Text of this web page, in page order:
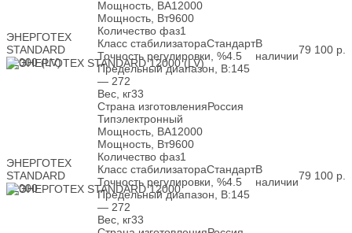
ЭНЕРГОТЕХ
STANDARD
12000 (LV)
Мощность, ВА12000
Мощность, Вт9600
Количество фаз1
Класс стабилизатораСтандарт
Точность регулировки, %4.5
Предельный диапазон, В:145
— 272
Вес, кг33
Страна изготовленияРоссия
В
наличии79 100 р.
ЭНЕРГОТЕХ
STANDARD
12000
Типэлектронный
Мощность, ВА12000
Мощность, Вт9600
Количество фаз1
Класс стабилизатораСтандарт
Точность регулировки, %4.5
Предельный диапазон, В:145
— 272
Вес, кг33
В
наличии79 100 р.